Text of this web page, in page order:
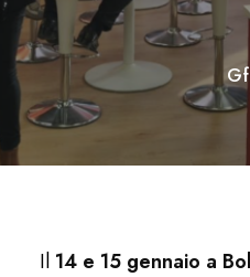
Il 14 e 15 gennaio a